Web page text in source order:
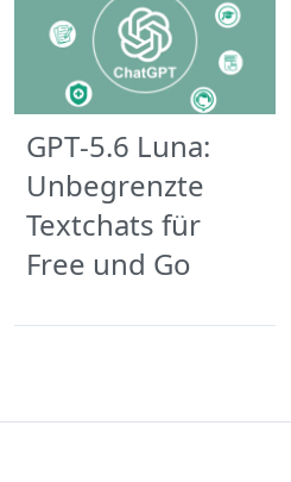
GPT‑5.6 Luna:
Unbegrenzte
Textchats für
Free und Go